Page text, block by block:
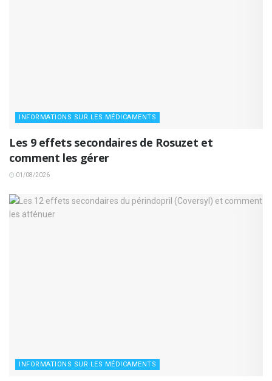
INFORMATIONS SUR LES MÉDICAMENTS
Les 9 effets secondaires de Rosuzet et
comment les gérer
01/08/2026
INFORMATIONS SUR LES MÉDICAMENTS